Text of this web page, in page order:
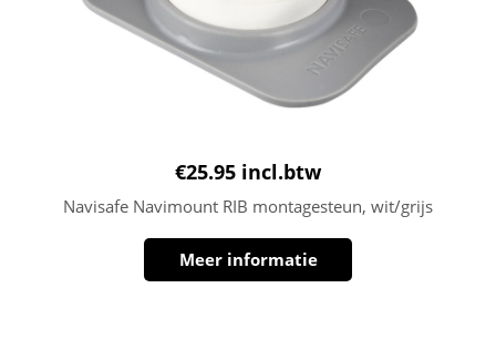
€25.95 incl.btw
Navisafe Navimount RIB montagesteun, wit/grijs
Meer informatie